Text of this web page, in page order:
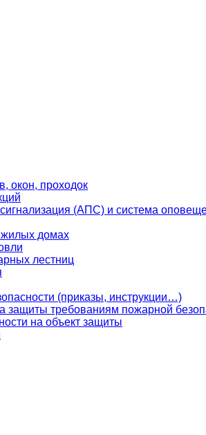
окон, проходок
(АПС) и система
жилых домах
лестниц
(приказы, инструкции…)
защиты требованиям пожарной
на объект защиты